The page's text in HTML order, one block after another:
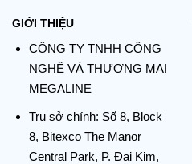
GIỚI THIỆU
CÔNG TY TNHH CÔNG
NGHỆ VÀ THƯƠNG MẠI
MEGALINE
Trụ sở chính: Số 8, Block
8, Bitexco The Manor
Central Park, P. Đại Kim,